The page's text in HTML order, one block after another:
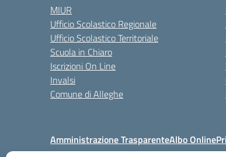
MIUR
Ufficio Scolastico Regionale
Ufficio Scolastico Territoriale
Scuola in Chiaro
Iscrizioni On Line
Invalsi
Comune di Alleghe
Amministrazione TrasparenteAlbo Online